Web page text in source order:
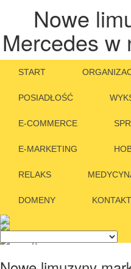
Nowe
Mercedes w
START
POSIADŁOŚĆ
E-COMMERCE
E-MARKETING
RELAKS
DOMENY KONTAKT